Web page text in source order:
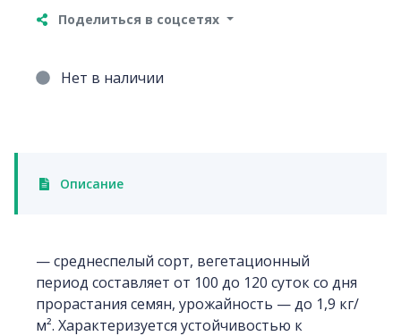
Поделиться в соцсетях
Нет в наличии
Описание
— среднеспелый сорт, вегетационный
период составляет от 100 до 120 суток со дня
прорастания семян, урожайность — до 1,9 кг/
м². Характеризуется устойчивостью к